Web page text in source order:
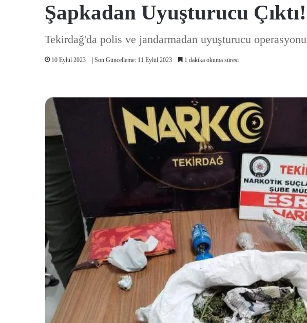
Şapkadan Uyuşturucu Çıktı!
Tekirdağ'da polis ve jandarmadan uyuşturucu operasyonu
10 Eylül 2023 | Son Güncelleme: 11 Eylül 2023 1 dakika okuma süresi